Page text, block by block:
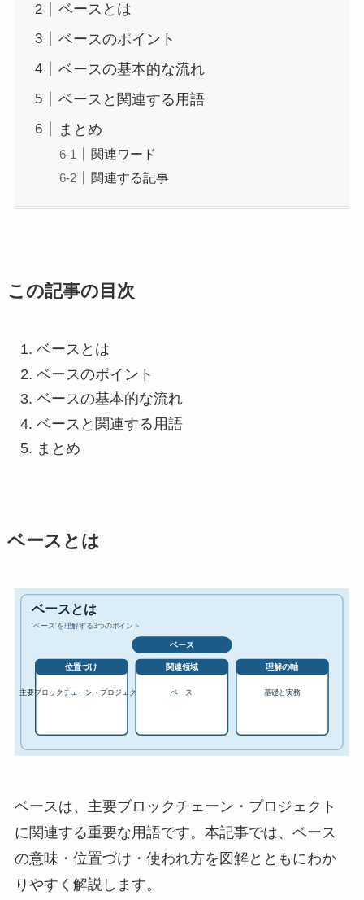
ベースとは
ベースのポイント
ベースの基本的な流れ
ベースと関連する用語
まとめ
関連ワード
関連する記事
この記事の目次
ベースとは
ベースのポイント
ベースの基本的な流れ
ベースと関連する用語
まとめ
ベースとは
ベースは、主要ブロックチェーン・プロジェクト
に関連する重要な用語です。本記事では、ベース
の意味・位置づけ・使われ方を図解とともにわか
りやすく解説します。